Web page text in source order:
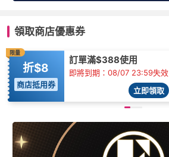
領取商店優惠券
限量
折$8
商店抵用券
訂單滿$388使用
即將到期：08/07 23:59失效
立即領取